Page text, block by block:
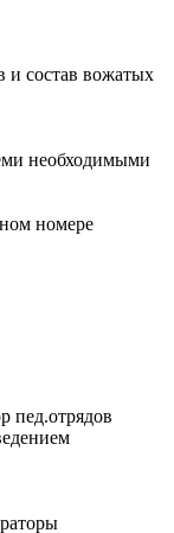
и состав вожатых
необходимыми
номере
пед.отрядов